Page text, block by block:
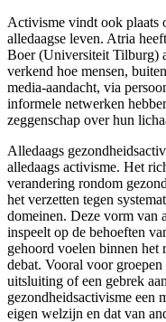
Activisme vindt ook plaats
alledaagse leven. Atria
Boer (Universiteit Tilburg)
verkend hoe mensen,
media-aandacht, via
informele netwerken
zeggenschap over hun
Alledaags
alledaags activisme. Het
verandering rondom
het verzetten tegen
domeinen. Deze vorm van
inspeelt op de behoeften
gehoord voelen binnen het
debat. Vooral voor
uitsluiting of een gebrek
gezondheidsactivisme een
eigen welzijn en dat van